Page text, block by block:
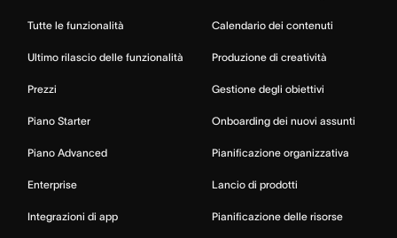
Tutte le funzionalità
Ultimo rilascio delle funzionalità
Prezzi
Piano Starter
Piano Advanced
Enterprise
Integrazioni di app
Calendario dei contenuti
Produzione di creatività
Gestione degli obiettivi
Onboarding dei nuovi assunti
Pianificazione organizzativa
Lancio di prodotti
Pianificazione delle risorse